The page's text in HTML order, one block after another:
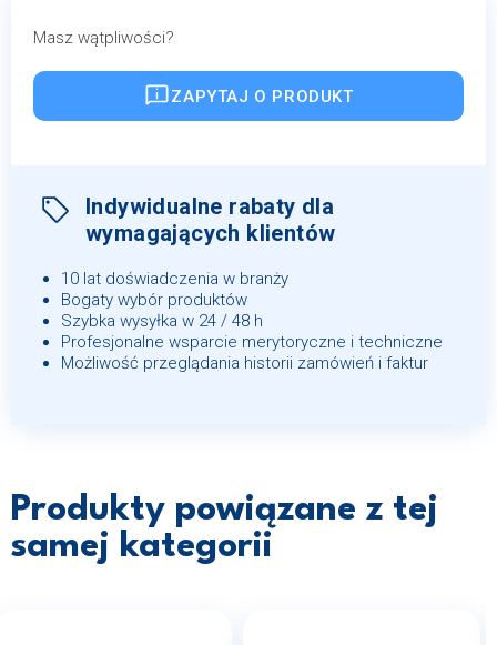
Masz wątpliwości?
ZAPYTAJ O PRODUKT
Indywidualne rabaty dla
wymagających klientów
10 lat doświadczenia w branży
Bogaty wybór produktów
Szybka wysyłka w 24 / 48 h
Profesjonalne wsparcie merytoryczne i techniczne
Możliwość przeglądania historii zamówień i faktur
Produkty powiązane z tej
samej kategorii